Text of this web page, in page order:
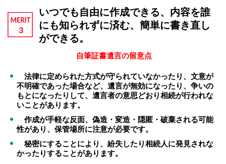
いつでも自由に作成できる、内容を誰
にも知られずに済む、簡単に書き直し
ができる。
自筆証書遺言の留意点
法律に定められた方式が守られていなかったり、文意が
不明確であった場合など、遺言が無効になったり、争いの
もとになったりして、遺言者の意思どおり相続が行われな
いことがあります。
作成が手軽な反面、偽造・変造・隠匿・破棄される可能
性があり、保管場所に注意が必要です。
秘密にすることにより、紛失したり相続人に発見されな
かったりすることがあります。